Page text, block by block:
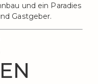
und ein Paradies
Gastgeber.